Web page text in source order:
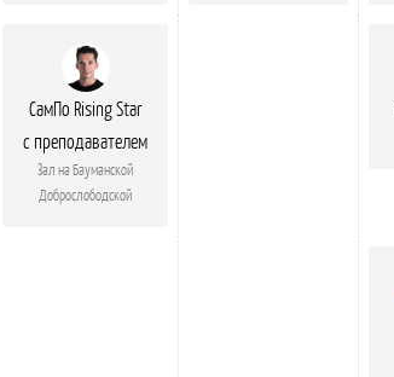
СамПо Rising Star
с преподавателем
Зал на Бауманской
Доброслободской